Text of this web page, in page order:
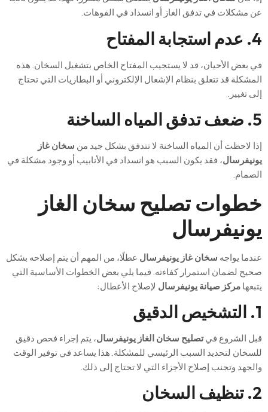
عن مشكلات في تدفق الغاز أو انسداد في الفوهات.
4. عدم استجابة المفتاح
في بعض الأحيان، قد لا يستجيب المفتاح الخاص بتشغيل السخان. هذه
المشكلة قد تتعلق بنظام الإشعال الإلكتروني أو البطاريات التي تحتاج
إلى تغيير.
5. ضعف تدفق المياه الساخنة
إذا لاحظت أن المياه الساخنة لا تتدفق بشكل جيد من سخان غاز
يونيفرسال، فقد يكون السبب هو انسداد في الأنابيب أو وجود مشكلة في
الصمام.
خطوات تصليح سخان الغاز
يونيفرسال
عندما يواجه سخان غاز يونيفرسال عطلًا، من المهم أن يتم إصلاحه بشكل
صحيح لضمان استمرار كفاءته. فيما يلي بعض الخطوات الأساسية التي
يتبعهامركز صيانة يونيفرسال لإصلاح الأعطال:
1. التشخيص الدقيق
قبل الشروع فيتصليح سخان الغاز يونيفرسال، يتم إجراء فحص دقيق
للسخان لتحديد السبب الرئيسي للمشكلة. هذا يساعد في توفير الوقت
والجهد وتجنب إصلاح الأجزاء التي لا تحتاج إلى ذلك.
2. تنظيف السخان